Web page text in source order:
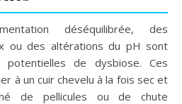
déséquilibrée, des
ou des altérations du pH sont
potentielles de dysbiose. Ces
à un cuir chevelu à la fois sec et
de pellicules ou de chute